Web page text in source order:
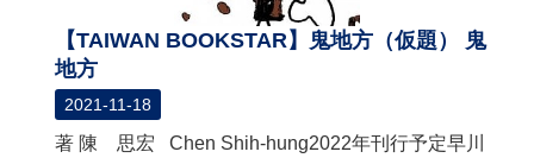
【TAIWAN BOOKSTAR】鬼地方（仮題） 鬼
地方
2021-11-18
著 陳 思宏 Chen Shih-hung2022年刊行予定早川